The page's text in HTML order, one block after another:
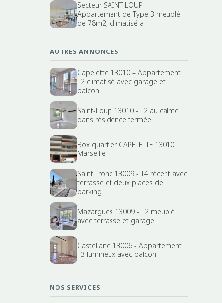
Secteur SAINT LOUP -
Appartement de Type 3 meublé
de 78m2, climatisé a
AUTRES ANNONCES
Capelette 13010 – Appartement
T2 climatisé avec garage et
balcon
Saint-Loup 13010 - T2 au calme
dans résidence fermée
Box quartier CAPELETTE 13010
Marseille
Saint Tronc 13009 - T4 récent avec
terrasse et deux places de
parking
Mazargues 13009 - T2 meublé
avec terrasse et garage
Castellane 13006 - Appartement
T3 lumineux avec balcon
NOS SERVICES